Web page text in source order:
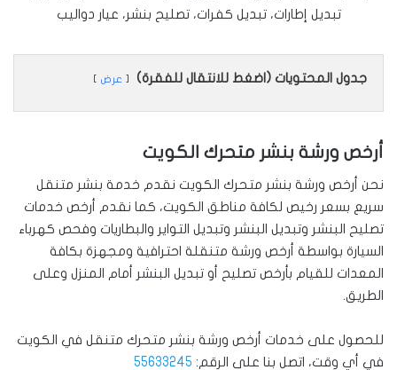
تبديل إطارات، تبديل كفرات، تصليح بنشر، عيار دواليب
جدول المحتويات (اضغط للانتقال للفقرة) عرض
أرخص ورشة بنشر متحرك الكويت
نحن أرخص ورشة بنشر متحرك الكويت نقدم خدمة بنشر متنقل
سريع بسعر رخيص لكافة مناطق الكويت، كما نقدم أرخص خدمات
تصليح البنشر وتبديل البنشر وتبديل التواير والبطاريات وفحص كهرباء
السيارة بواسطة أرخص ورشة متنقلة احترافية ومجهزة بكافة
المعدات للقيام بأرخص تصليح أو تبديل البنشر أمام المنزل وعلى
الطريق.
للحصول على خدمات أرخص ورشة بنشر متحرك متنقل في الكويت
في أي وقت، اتصل بنا على الرقم: 55633245